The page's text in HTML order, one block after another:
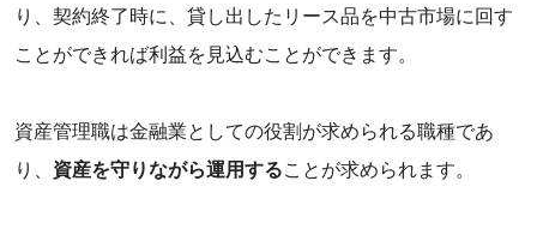
り、契約終了時に、貸し出したリース品を中古市場に回す
ことができれば利益を見込むことができます。
資産管理職は金融業としての役割が求められる職種であ
り、 資産を守りながら運用することが求められます。